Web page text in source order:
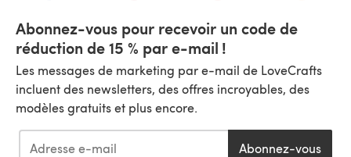
Abonnez-vous pour recevoir un code de
réduction de 15 % par e-mail !
Les messages de marketing par e-mail de LoveCrafts
incluent des newsletters, des offres incroyables, des
modèles gratuits et plus encore.
Abonnez-vous